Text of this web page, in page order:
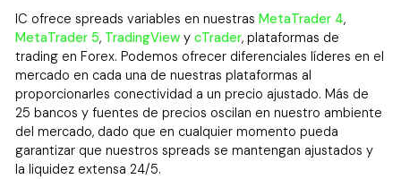
IC ofrece spreads variables en nuestrasMetaTrader 4,
MetaTrader 5, TradingView ycTrader, plataformas de
trading en Forex. Podemos ofrecer diferenciales líderes en el
mercado en cada una de nuestras plataformas al
proporcionarles conectividad a un precio ajustado. Más de
25 bancos y fuentes de precios oscilan en nuestro ambiente
del mercado, dado que en cualquier momento pueda
garantizar que nuestros spreads se mantengan ajustados y
la liquidez extensa 24/5.